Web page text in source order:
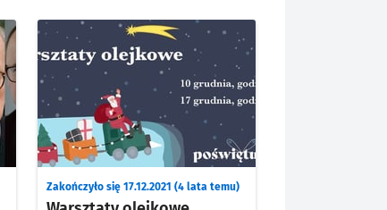
Zakończyło się 17.12.2021 (4 lata temu)